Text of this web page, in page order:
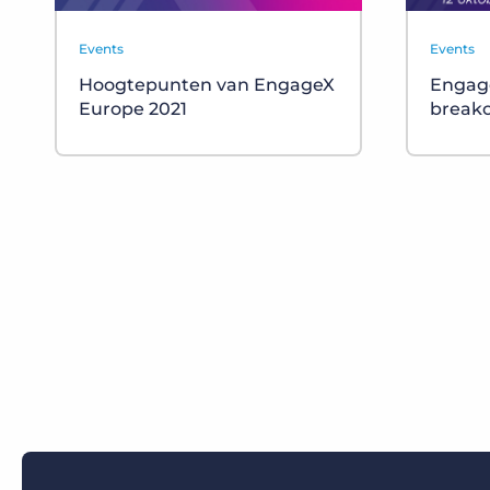
Events
Hoogtepunten van EngageX
Europe 2021
Events